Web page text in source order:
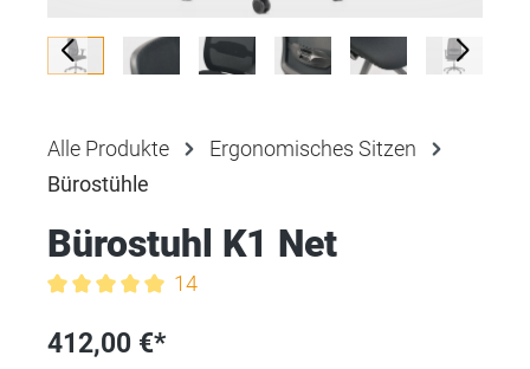
Alle Produkte
Ergonomisches Sitzen
Bürostühle
Bürostuhl K1 Net
14
412,00 €*